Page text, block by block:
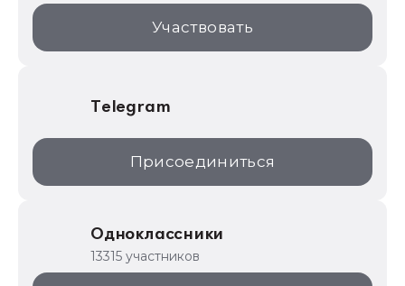
1С:Торговая площадка
Участвовать
Telegram
Присоединиться
Одноклассники
13315 участников